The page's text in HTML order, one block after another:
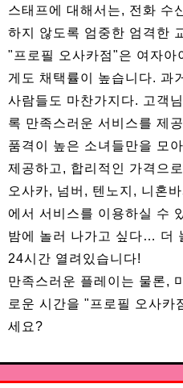
스태프에 대해서는, 전화 수
하지 않도록 엄중한 엄격한
"프로필 오사카점"은 여자아
게도 채택률이 높습니다. 과
사람들도 마찬가지다. 고객
록 만족스러운 서비스를 제
품격이 높은 소녀들만을 모
제공하고, 합리적인 가격으
오사카, 넘버, 텐노지, 니혼
에서 서비스를 이용하실 수
밤에 놀러 나가고 싶다… 더
24시간 열려있습니다!
만족스러운 플레이는 물론,
로운 시간을 "프로필 오사카
세요?